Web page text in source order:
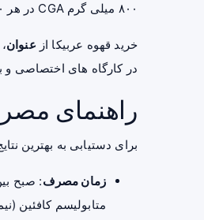
۸۰۰ میلی‌ گرم CGA در هر ۱۰۰ گرم دانه خشک دارد – مقداری که در قهوه‌ های تجاری معمولی به نصف میرسد.
خرید قهوه عربیکا از عنوان
در کارگاه‌ های اختصاصی
راهنمای
برای دستیابی به بهترین
زمان مصرف
متابولیسم کافئین (نیمه‌عمر ۵-۶ ساعت) خواب